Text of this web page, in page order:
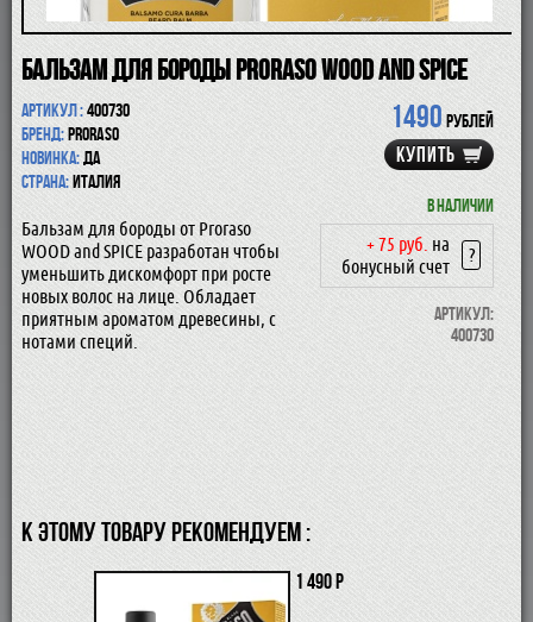
ЧАШКИ
КОСМЕТИЧКИ
АКСЕССУАРЫ
МАНИКЮРНЫЕ ИНСТРУМЕНТЫ
СКИДКА
Бальзам для бороды Proraso Wood and Spice
1490рублей
КУПИТЬ
В наличии
+ 75 руб. на
бонусный счет
?
Артикул:
400730
Артикул :400730
Бренд:Proraso
Новинка:да
Страна:Италия
Бальзам для бороды от Proraso
WOOD and SPICE разработан чтобы
уменьшить дискомфорт при росте
новых волос на лице. Обладает
приятным ароматом древесины, с
нотами специй.
К ЭТОМУ ТОВАРУ РЕКОМЕНДУЕМ :
1 490 р